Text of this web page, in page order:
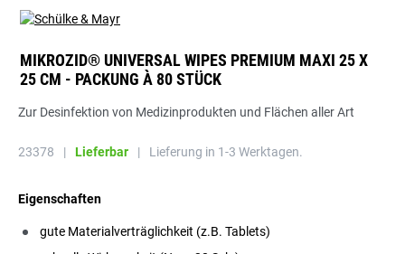
MIKROZID® UNIVERSAL WIPES PREMIUM MAXI 25 X
25 CM - PACKUNG À 80 STÜCK
Zur Desinfektion von Medizinprodukten und Flächen aller Art
23378 | Lieferbar | Lieferung in 1-3 Werktagen.
Eigenschaften
gute Materialverträglichkeit (z.B. Tablets)